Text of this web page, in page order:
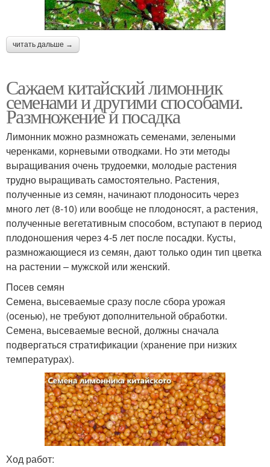
читать дальше →
Сажаем китайский лимонник
семенами и другими способами.
Размножение и посадка
Лимонник можно размножать семенами, зелеными
черенками, корневыми отводками. Но эти методы
выращивания очень трудоемки, молодые растения
трудно выращивать самостоятельно. Растения,
полученные из семян, начинают плодоносить через
много лет (8-10) или вообще не плодоносят, а растения,
полученные вегетативным способом, вступают в период
плодоношения через 4-5 лет после посадки. Кусты,
размножающиеся из семян, дают только один тип цветка
на растении – мужской или женский.
Посев семян
Семена, высеваемые сразу после сбора урожая
(осенью), не требуют дополнительной обработки.
Семена, высеваемые весной, должны сначала
подвергаться стратификации (хранение при низких
температурах).
Ход работ: